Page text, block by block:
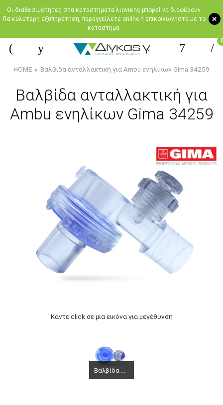
+
Oι διαθεσιμότητες στα καταστήματα λιανικής μπορεί να διαφέρουν.
Για καλύτερη εξυπηρέτηση, παραγγείλετε online ή επικοινωνήστε με το
κατάστημα.
0
HOME Βαλβίδα ανταλλακτική για Ambu ενηλίκων Gima 34259
Βαλβίδα ανταλλακτική για
Ambu ενηλίκων Gima 34259
Κάντε click σε μια εικόνα για μεγέθυνση